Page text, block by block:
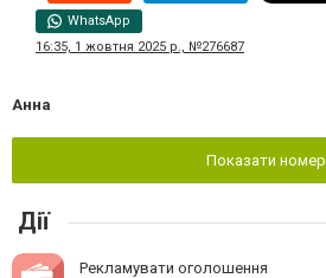
WhatsApp
16:35, 1 жовтня 2025 р., №276687
Анна
Показати номер
Дії
Рекламувати оголошення